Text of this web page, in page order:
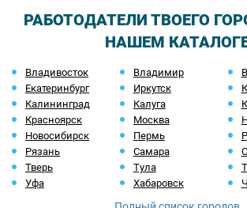
РАБОТОДАТЕЛИ ТВОЕГО
НАШЕМ
Владивосток Владимир
Екатеринбург
Иркутск
Калининград
Калуга
Красноярск
Москва
Новосибирск
Пермь
Рязань
Самара
Тверь
Тула
Уфа
Хабаровск